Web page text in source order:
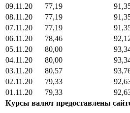
09.11.20
77,19
08.11.20
77,19
07.11.20
77,19
06.11.20
78,46
05.11.20
80,00
04.11.20
80,00
03.11.20
80,57
02.11.20
79,33
01.11.20
79,33
Курсы валют предоставлены